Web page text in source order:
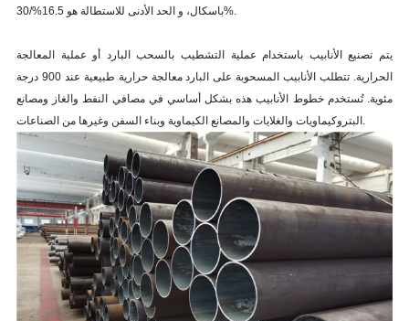
باسكال، و الحد الأدنى للاستطالة هو 16.5%/30%.
يتم تصنيع الأنابيب باستخدام عملية التشطيب بالسحب البارد أو عملية المعالجة
الحرارية. تتطلب الأنابيب المسحوبة على البارد معالجة حرارية طبيعية عند 900 درجة
مئوية. تُستخدم خطوط الأنابيب هذه بشكل أساسي في مصافي النفط والغاز ومصانع
البتروكيماويات والغلايات والمصانع الكيماوية وبناء السفن وغيرها من الصناعات.